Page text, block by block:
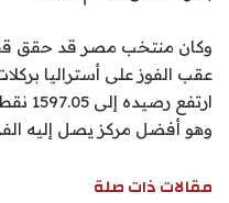
وكان منتخب مصر قد حقق
وهو أفضل مركز يصل إليه
مقالات ذات صلة